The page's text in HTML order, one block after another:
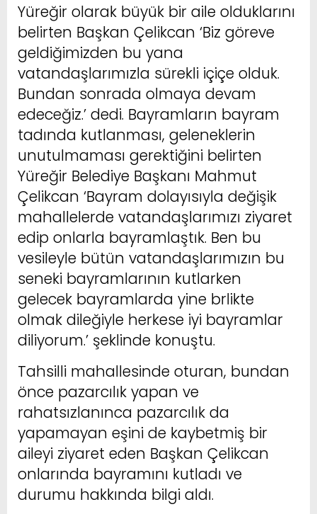
Yüreğir olarak büyük bir aile olduklarını
belirten Başkan Çelikcan ‘Biz göreve
geldiğimizden bu yana
vatandaşlarımızla sürekli içiçe olduk.
Bundan sonrada olmaya devam
edeceğiz.’ dedi. Bayramların bayram
tadında kutlanması, geleneklerin
unutulmaması gerektiğini belirten
Yüreğir Belediye Başkanı Mahmut
Çelikcan ‘Bayram dolayısıyla değişik
mahallelerde vatandaşlarımızı ziyaret
edip onlarla bayramlaştık. Ben bu
vesileyle bütün vatandaşlarımızın bu
seneki bayramlarının kutlarken
gelecek bayramlarda yine brlikte
olmak dileğiyle herkese iyi bayramlar
diliyorum.’ şeklinde konuştu.
Tahsilli mahallesinde oturan, bundan
önce pazarcılık yapan ve
rahatsızlanınca pazarcılık da
yapamayan eşini de kaybetmiş bir
aileyi ziyaret eden Başkan Çelikcan
onlarında bayramını kutladı ve
durumu hakkında bilgi aldı.